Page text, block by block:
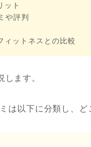
ット
や評判
ィットネスとの比較
ます。
は以下に分類し、ど